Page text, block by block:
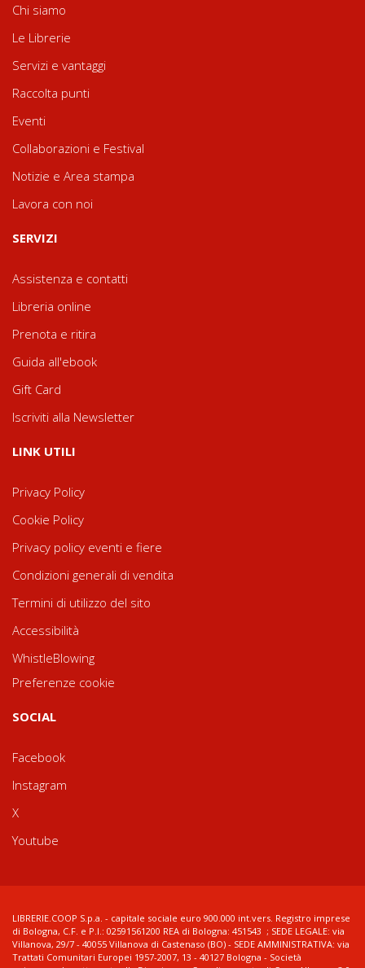
Chi siamo
Le Librerie
Servizi e vantaggi
Raccolta punti
Eventi
Collaborazioni e Festival
Notizie e Area stampa
Lavora con noi
SERVIZI
Assistenza e contatti
Libreria online
Prenota e ritira
Guida all'ebook
Gift Card
Iscriviti alla Newsletter
LINK UTILI
Privacy Policy
Cookie Policy
Privacy policy eventi e fiere
Condizioni generali di vendita
Termini di utilizzo del sito
Accessibilità
WhistleBlowing
Preferenze cookie
SOCIAL
Facebook
Instagram
X
Youtube
LIBRERIE.COOP S.p.a. - capitale sociale euro 900.000 int.vers. Registro imprese
di Bologna, C.F. e P.I.: 02591561200 REA di Bologna: 451543 ; SEDE LEGALE: via
Villanova, 29/7 - 40055 Villanova di Castenaso (BO) - SEDE AMMINISTRATIVA: via
Trattati Comunitari Europei 1957-2007, 13 - 40127 Bologna - Società